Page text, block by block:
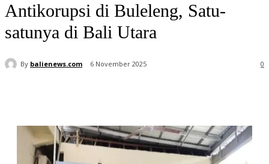
Antikorupsi di Buleleng, Satu-
satunya di Bali Utara
By balienews.com 6 November 2025 0